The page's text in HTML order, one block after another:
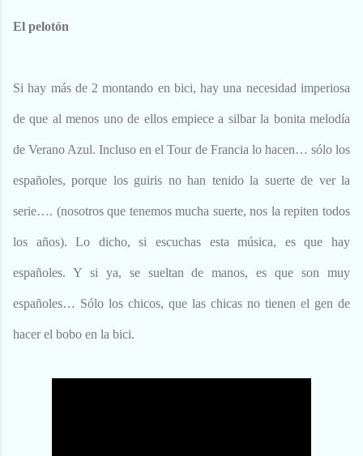
El pelotón
Si hay más de 2 montando en bici, hay una necesidad imperiosa
de que al menos uno de ellos empiece a silbar la bonita melodía
de Verano Azul. Incluso en el Tour de Francia lo hacen… sólo los
españoles, porque los guiris no han tenido la suerte de ver la
serie…. (nosotros que tenemos mucha suerte, nos la repiten todos
los años). Lo dicho, si escuchas esta música, es que hay
españoles. Y si ya, se sueltan de manos, es que son muy
españoles… Sólo los chicos, que las chicas no tienen el gen de
hacer el bobo en la bici.